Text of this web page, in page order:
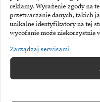
reklamy. Wyrażenie zgody na
przetwarzanie danych, takich
unikalne identyfikatory na tej
wycofanie może niekorzystnie
Zarządzaj serwisami